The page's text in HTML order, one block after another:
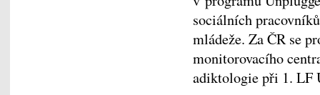
sociálních
mládeže. Za ČR se
monitorovacího
adiktologie při 1. LF